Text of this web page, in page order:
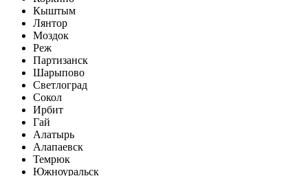
Кыштым
Лянтор
Моздок
Реж
Партизанск
Шарыпово
Светлоград
Сокол
Ирбит
Гай
Алатырь
Алапаевск
Темрюк
Южноуральск